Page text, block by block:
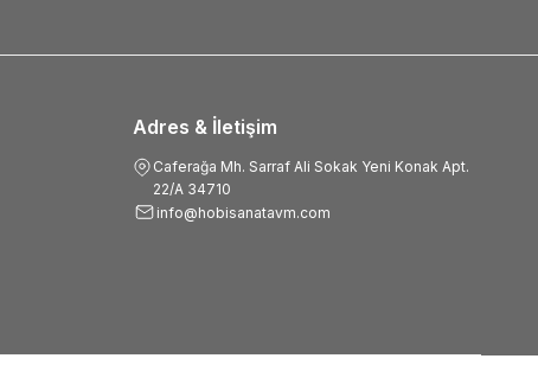
Adres & İletişim
Caferağa Mh. Sarraf Ali Sokak Yeni Konak Apt.
22/A 34710
info@hobisanatavm.com